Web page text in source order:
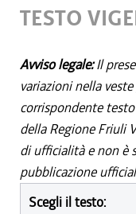
TESTO
Avviso legale:Il
variazioni nella
corrispondente
della Regione Friuli
di ufficialità e non è
pubblicazione
Scegli il testo: